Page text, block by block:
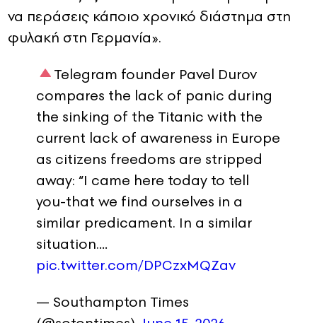
να περάσεις κάποιο χρονικό διάστημα στη
φυλακή στη Γερμανία».
Telegram founder Pavel Durov
compares the lack of panic during
the sinking of the Titanic with the
current lack of awareness in Europe
as citizens freedoms are stripped
away: “I came here today to tell
you-that we find ourselves in a
similar predicament. In a similar
situation.…
pic.twitter.com/DPCzxMQZav
— Southampton Times